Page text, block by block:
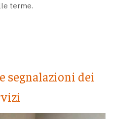
terme.
segnalazioni dei